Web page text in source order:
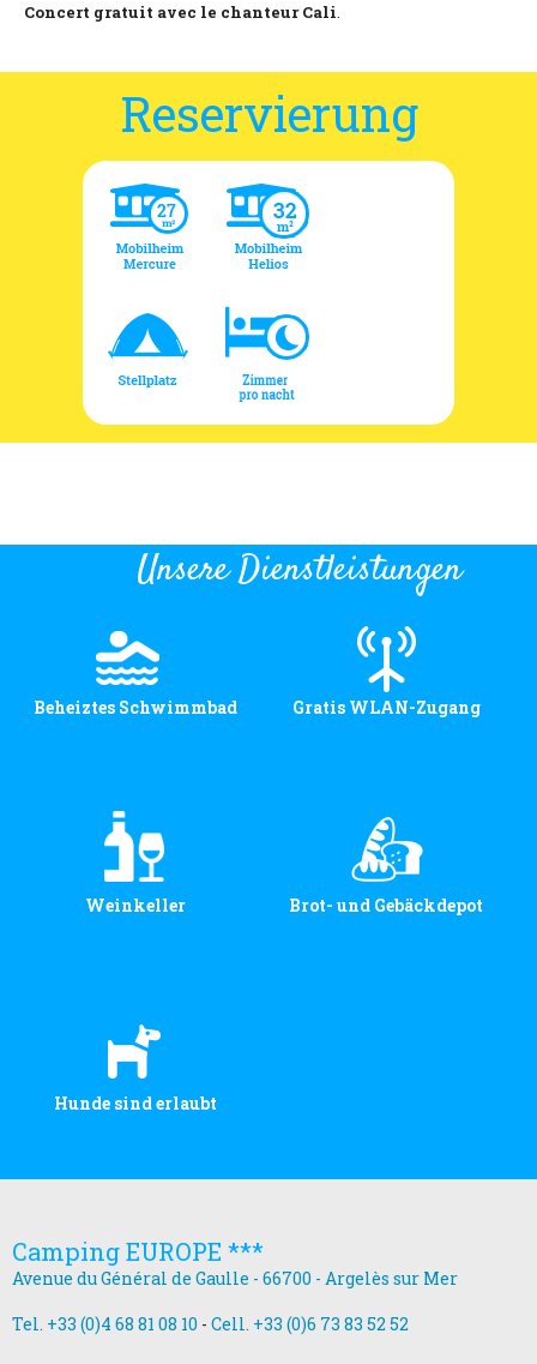
Campingplatz und Preise
Concert gratuit avec le chanteur Cali.
Reservierung
Unsere Dienstleistungen
Beheiztes Schwimmbad Gratis WLAN-Zugang
Weinkeller Brot- und Gebäckdepot
Hunde sind erlaubt
Camping EUROPE ***
Avenue du Général de Gaulle - 66700 - Argelès sur Mer
Tel. +33 (0)4 68 81 08 10 - Cell. +33 (0)6 73 83 52 52